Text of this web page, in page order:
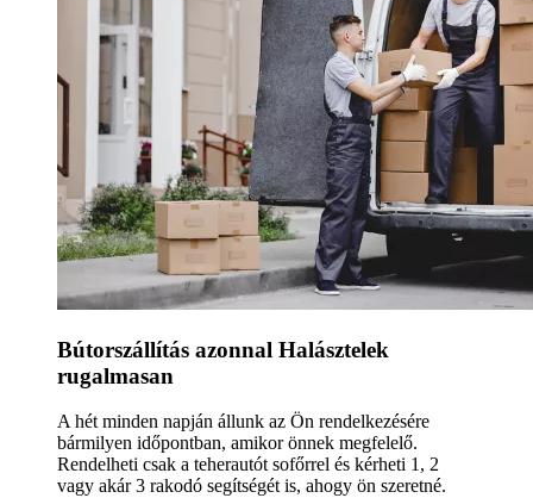
Bútorszállítás azonnal Halásztelek
rugalmasan
A hét minden napján állunk az Ön rendelkezésére
bármilyen időpontban, amikor önnek megfelelő.
Rendelheti csak a teherautót sofőrrel és kérheti 1, 2
vagy akár 3 rakodó segítségét is, ahogy ön szeretné.